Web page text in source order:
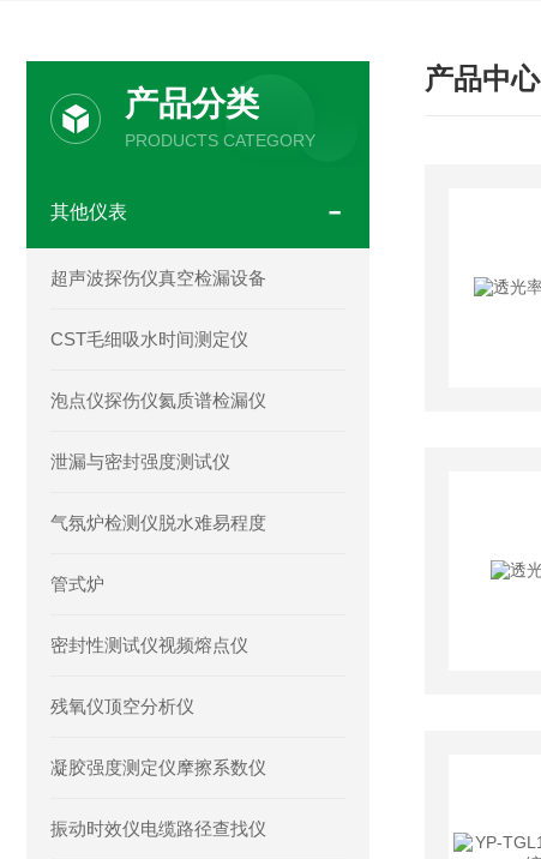
产品分类
PRODUCTS CATEGORY
其他仪表
超声波探伤仪真空检漏设备
CST毛细吸水时间测定仪
泡点仪探伤仪氦质谱检漏仪
泄漏与密封强度测试仪
气氛炉检测仪脱水难易程度
管式炉
密封性测试仪视频熔点仪
残氧仪顶空分析仪
凝胶强度测定仪摩擦系数仪
振动时效仪电缆路径查找仪
产品中心